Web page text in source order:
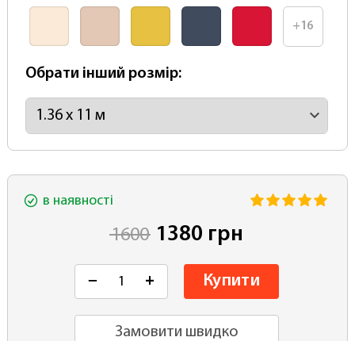
+16
Обрати інший розмір:
в наявності
1600 1380 грн
− + Купити
Замовити швидко